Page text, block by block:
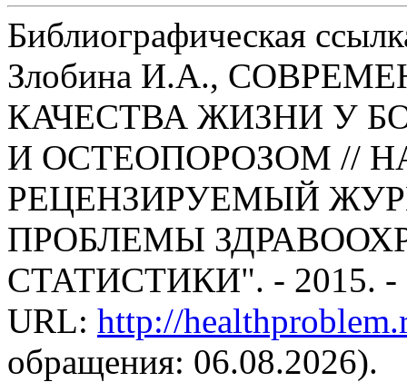
Библиографическая
Злобина И.А.,
КАЧЕСТВА ЖИЗНИ У
И ОСТЕОПОРОЗОМ //
РЕЦЕНЗИРУЕМЫЙ
ПРОБЛЕМЫ
СТАТИСТИКИ". - 2015.
URL: http://
обращения: 06.08.2026).